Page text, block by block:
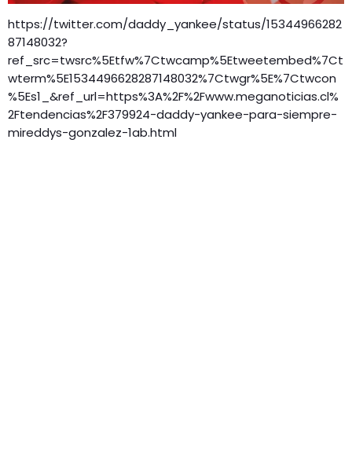
https://twitter.com/daddy_yankee/status/15344966282
87148032?
ref_src=twsrc%5Etfw%7Ctwcamp%5Etweetembed%7Ct
wterm%5E1534496628287148032%7Ctwgr%5E%7Ctwcon
%5Es1_&ref_url=https%3A%2F%2Fwww.meganoticias.cl%
2Ftendencias%2F379924-daddy-yankee-para-siempre-
mireddys-gonzalez-1ab.html